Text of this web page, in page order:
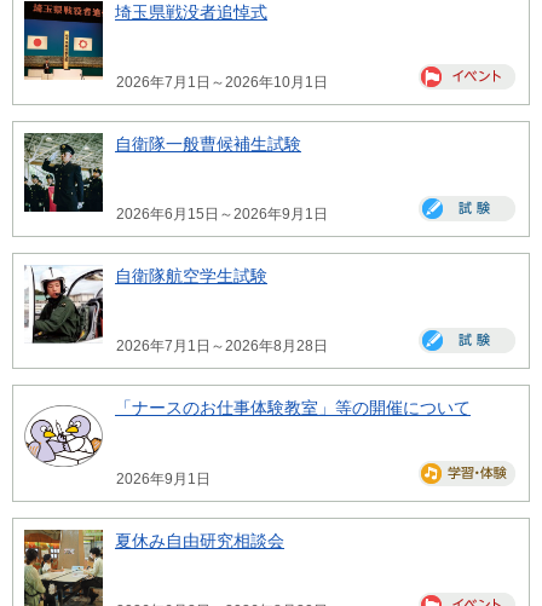
埼玉県戦没者追悼式
2026年7月1日～2026年10月1日
自衛隊一般曹候補生試験
2026年6月15日～2026年9月1日
自衛隊航空学生試験
2026年7月1日～2026年8月28日
「ナースのお仕事体験教室」等の開催について
2026年9月1日
夏休み自由研究相談会